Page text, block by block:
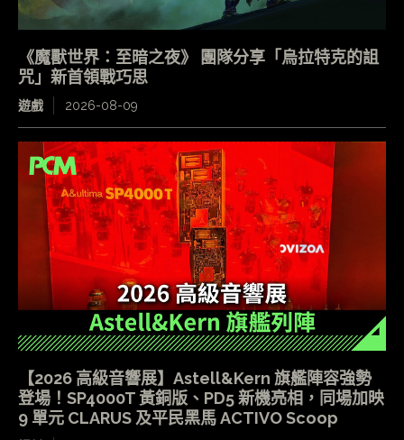
《魔獸世界：至暗之夜》 團隊分享「烏拉特克的詛
咒」新首領戰巧思
遊戲 2026-08-09
【2026 高級音響展】Astell&Kern 旗艦陣容強勢
登場！SP4000T 黃銅版、PD5 新機亮相，同場加映
9 單元 CLARUS 及平民黑馬 ACTIVO Scoop